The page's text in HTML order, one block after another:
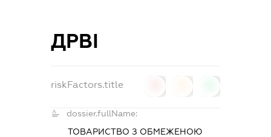
ДРВІ
riskFactors.title
dossier.fullName:
ТОВАРИСТВО З ОБМЕЖЕНОЮ